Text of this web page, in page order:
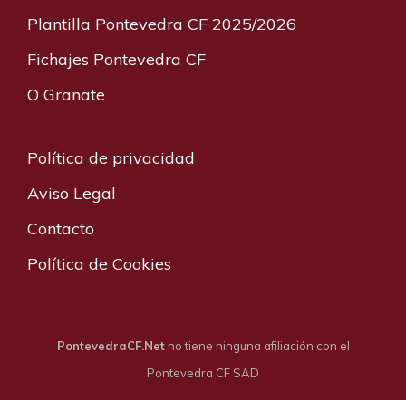
Plantilla Pontevedra CF 2025/2026
Fichajes Pontevedra CF
O Granate
Política de privacidad
Aviso Legal
Contacto
Política de Cookies
PontevedraCF.Netno tiene ninguna afiliación con el
Pontevedra CF SAD